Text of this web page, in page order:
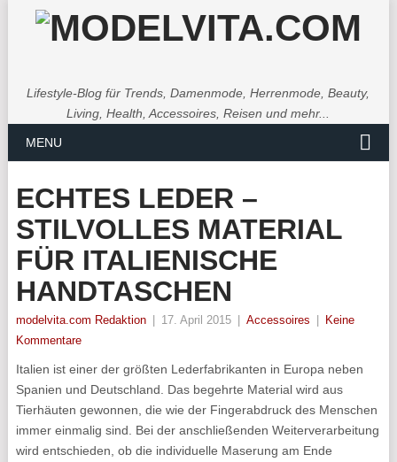
Lifestyle-Blog für Trends, Damenmode, Herrenmode, Beauty,
Living, Health, Accessoires, Reisen und mehr...
MENU
ECHTES LEDER –
STILVOLLES MATERIAL
FÜR ITALIENISCHE
HANDTASCHEN
modelvita.com Redaktion 17. April 2015 Accessoires
Keine
Kommentare
Italien ist einer der größten Lederfabrikanten in Europa neben
Spanien und Deutschland. Das begehrte Material wird aus
Tierhäuten gewonnen, die wie der Fingerabdruck des Menschen
immer einmalig sind. Bei der anschließenden Weiterverarbeitung
wird entschieden, ob die individuelle Maserung am Ende